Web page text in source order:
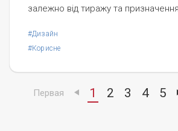
залежно від тиражу та
#Дизайн
#Корисне
Первая 1 2 3 4 5